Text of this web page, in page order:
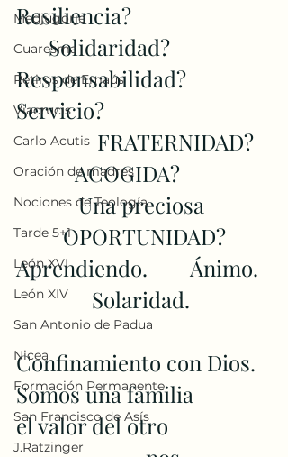
Medjugorje
Cuaresma
Retiros de Emaús
Viacrucis
Carlo Acutis
Oración de madres
Nociones de Teología
Tarde 5+1
León XVI
León XIV
San Antonio de Padua
Nicea
Formación Permanente
San Francisco de Asís
J.Ratzinger
Resiliencia?
      Solidaridad?
Responsabilidad?
Servicio?
               FRATERNIDAD?
           ACOGIDA?
Una preciosa
OPORTUNIDAD?
Aprendiendo.        Ánimo.
              Solaridad.
Confinamiento con Dios.
Somos una familia
el valor del otro